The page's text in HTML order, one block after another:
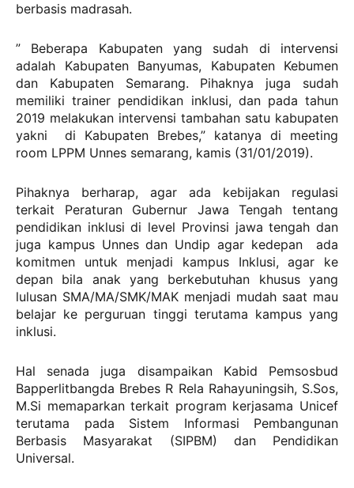
berbasis madrasah.
” Beberapa Kabupaten yang sudah di intervensi
adalah Kabupaten Banyumas, Kabupaten Kebumen
dan Kabupaten Semarang. Pihaknya juga sudah
memiliki trainer pendidikan inklusi, dan pada tahun
2019 melakukan intervensi tambahan satu kabupaten
yakni di Kabupaten Brebes,” katanya di meeting
room LPPM Unnes semarang, kamis (31/01/2019).
Pihaknya berharap, agar ada kebijakan regulasi
terkait Peraturan Gubernur Jawa Tengah tentang
pendidikan inklusi di level Provinsi jawa tengah dan
juga kampus Unnes dan Undip agar kedepan ada
komitmen untuk menjadi kampus Inklusi, agar ke
depan bila anak yang berkebutuhan khusus yang
lulusan SMA/MA/SMK/MAK menjadi mudah saat mau
belajar ke perguruan tinggi terutama kampus yang
inklusi.
Hal senada juga disampaikan Kabid Pemsosbud
Bapperlitbangda Brebes R Rela Rahayuningsih, S.Sos,
M.Si memaparkan terkait program kerjasama Unicef
terutama pada Sistem Informasi Pembangunan
Berbasis Masyarakat (SIPBM) dan Pendidikan
Universal.